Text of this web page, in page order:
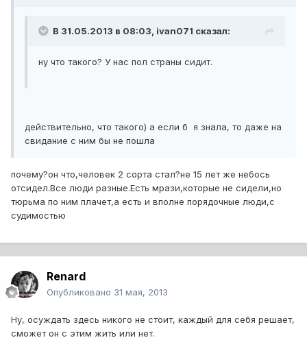
В 31.05.2013 в 08:03, ivan071 сказал:
ну что такого? У нас пол страны сидит.
действительно, что такого) а если б я знала, то даже на
свидание с ним бы не пошла
почему?он что,человек 2 сорта стал?не 15 лет же небось
отсидел.Все люди разные.Есть мрази,которые не сидели,но
тюрьма по ним плачет,а есть и вполне порядочные люди,с
судимостью
Renard
Опубликовано 31 мая, 2013
Ну, осуждать здесь никого не стоит, каждый для себя решает,
сможет он с этим жить или нет.